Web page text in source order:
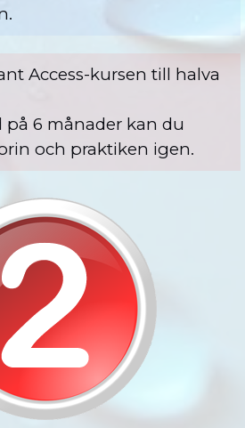
Access-kursen till halva
på 6 månader kan du
och praktiken igen.